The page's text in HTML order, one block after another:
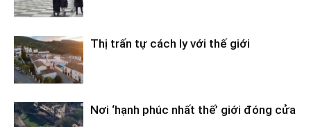
Thị trấn tự cách ly với thế giới
Nơi ‘hạnh phúc nhất thế’ giới đóng cửa